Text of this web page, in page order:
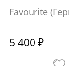
Favourite
5 400 ₽